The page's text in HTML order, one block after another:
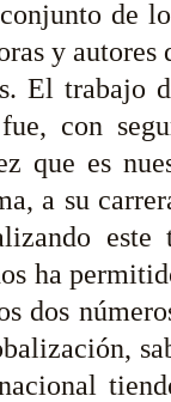
de
y
El trabajo
con
que es
a su
ha
dos